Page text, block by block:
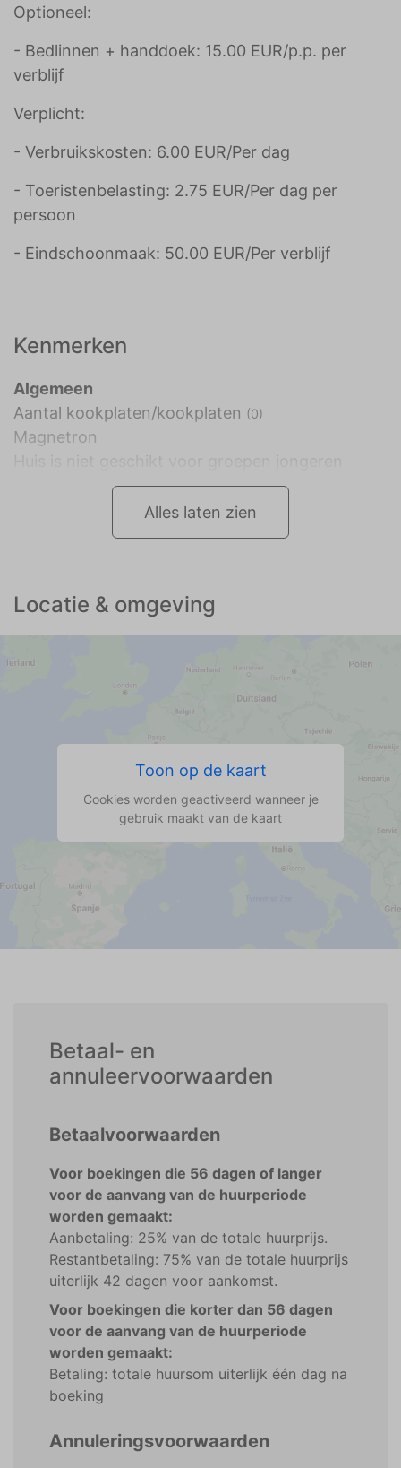
Optioneel:
- Bedlinnen + handdoek: 15.00 EUR/p.p. per
verblijf
Verplicht:
- Verbruikskosten: 6.00 EUR/Per dag
- Toeristenbelasting: 2.75 EUR/Per dag per
persoon
- Eindschoonmaak: 50.00 EUR/Per verblijf
Kenmerken
Algemeen
Aantal kookplaten/kookplaten (0)
Magnetron
Alles laten zien
Locatie & omgeving
Toon op de kaart
Cookies worden geactiveerd wanneer je
gebruik maakt van de kaart
Betaal- en
annuleervoorwaarden
Betaalvoorwaarden
Voor boekingen die 56 dagen of langer
voor de aanvang van de huurperiode
worden gemaakt:
Aanbetaling: 25% van de totale huurprijs.
Restantbetaling: 75% van de totale huurprijs
uiterlijk 42 dagen voor aankomst.
Voor boekingen die korter dan 56 dagen
voor de aanvang van de huurperiode
worden gemaakt:
Betaling: totale huursom uiterlijk één dag na
boeking
Annuleringsvoorwaarden